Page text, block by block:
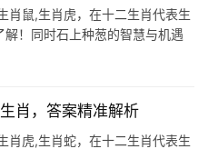
肖鼠,生肖虎，在十二生肖代表生
！同时石上种葱的智慧与机遇
契合，石头象征困境，葱代表生
肖，答案精准解析
肖虎,生肖蛇，在十二生肖代表生